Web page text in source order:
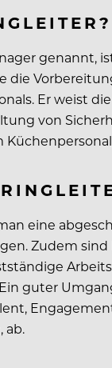
genannt,
die
Er weist
von
eine
Zudem
guter
ab.